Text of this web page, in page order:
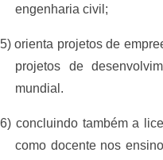
engenharia civil;
5) orienta projetos de
projetos de
mundial.
6) concluindo também a
como docente nos